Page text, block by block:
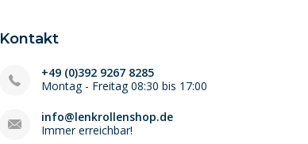
Kontakt
+49 (0)392 9267 8285
Montag - Freitag 08:30 bis 17:00
info@lenkrollenshop.de
Immer erreichbar!